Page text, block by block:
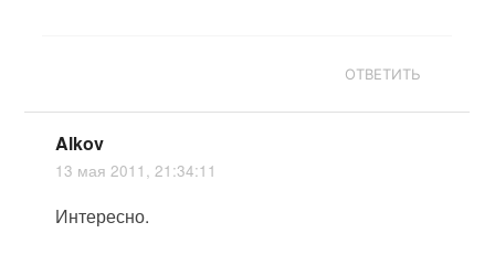
ОТВЕТИТЬ
Alkov
13 мая 2011, 21:34:11
Интересно.